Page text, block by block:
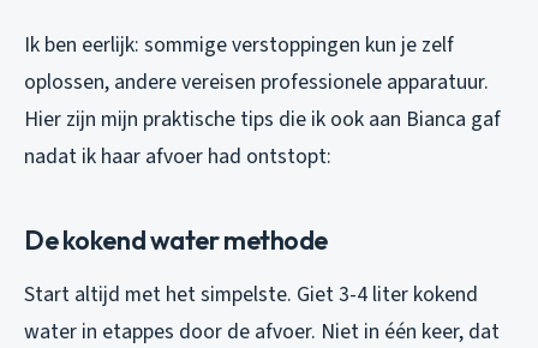
Ik ben eerlijk: sommige verstoppingen kun je zelf
oplossen, andere vereisen professionele apparatuur.
Hier zijn mijn praktische tips die ik ook aan Bianca gaf
nadat ik haar afvoer had ontstopt:
De kokend water methode
Start altijd met het simpelste. Giet 3-4 liter kokend
water in etappes door de afvoer. Niet in één keer, dat